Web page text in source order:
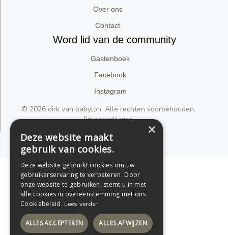
Over ons
Contact
Word lid van de community
Gastenboek
Facebook
Instagram
© 2026 dirk van babylon. Alle rechten voorbehouden.
Privacyverklaring
Support by Conversal
×
Deze website maakt
gebruik van cookies.
Deze website gebruikt cookies om uw
gebruikerservaring te verbeteren. Door
onze website te gebruiken, stemt u in met
alle cookies in overeenstemming met ons
Cookiebeleid. Lees verder
ALLES ACCEPTEREN ALLES AFWIJZEN